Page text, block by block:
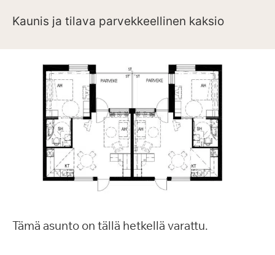
Kaunis ja tilava parvekkeellinen kaksio
Tämä asunto on tällä hetkellä varattu.